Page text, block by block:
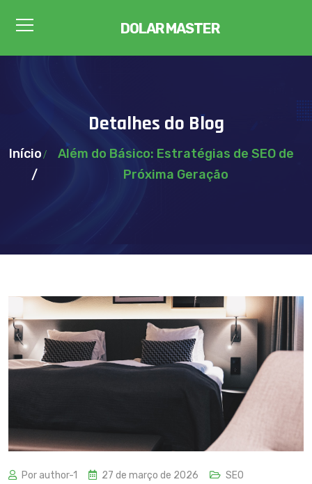
DOLAR MASTER
Detalhes do Blog
Início
Além do Básico: Estratégias de SEO de
Próxima Geração
Por author-1 27 de março de 2026 SEO